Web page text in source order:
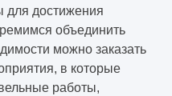
для достижения
объединить
можно заказать
в которые
работы,